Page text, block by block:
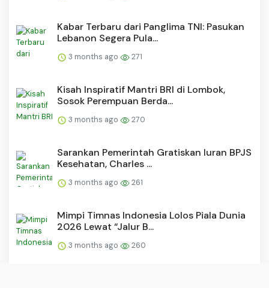
Kabar Terbaru dari Panglima TNI: Pasukan
Lebanon Segera Pula...
3 months ago 271
Kisah Inspiratif Mantri BRI di Lombok,
Sosok Perempuan Berda...
3 months ago 270
Sarankan Pemerintah Gratiskan Iuran BPJS
Kesehatan, Charles ...
3 months ago 261
Mimpi Timnas Indonesia Lolos Piala Dunia
2026 Lewat “Jalur B...
3 months ago 260